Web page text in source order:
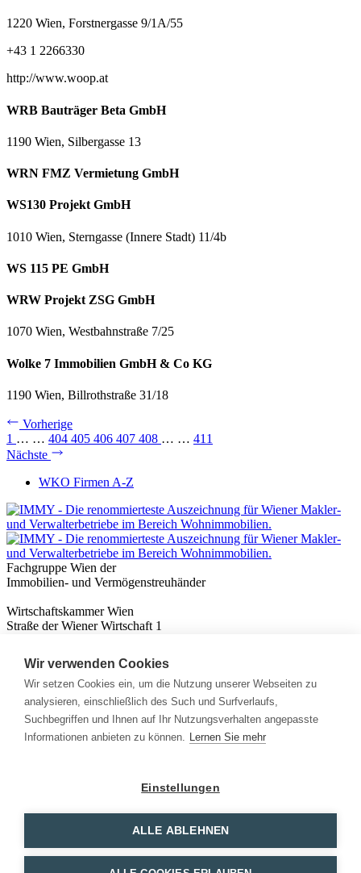
1220 Wien, Forstnergasse 9/1A/55
+43 1 2266330
http://www.woop.at
WRB Bauträger Beta GmbH
1190 Wien, Silbergasse 13
WRN FMZ Vermietung GmbH
WS130 Projekt GmbH
1010 Wien, Sterngasse (Innere Stadt) 11/4b
WS 115 PE GmbH
WRW Projekt ZSG GmbH
1070 Wien, Westbahnstraße 7/25
Wolke 7 Immobilien GmbH & Co KG
1190 Wien, Billrothstraße 31/18
Vorherige
1 … … 404 405 406 407 408 … … 411
Nächste
WKO Firmen A-Z
Fachgruppe Wien der
Immobilien- und Vermögenstreuhänder
Wirtschaftskammer Wien
Straße der Wiener Wirtschaft 1
Nützliches
Immobilienwissen
Formulare & Rechner
Expert:innen
Info
Wir verwenden Cookies
Wir setzen Cookies ein, um die Nutzung unserer Webseiten zu
analysieren, einschließlich des Such und Surfverlaufs,
Suchbegriffen und Ihnen auf Ihr Nutzungsverhalten angepasste
Informationen anbieten zu können. Lernen Sie mehr
Einstellungen
ALLE ABLEHNEN